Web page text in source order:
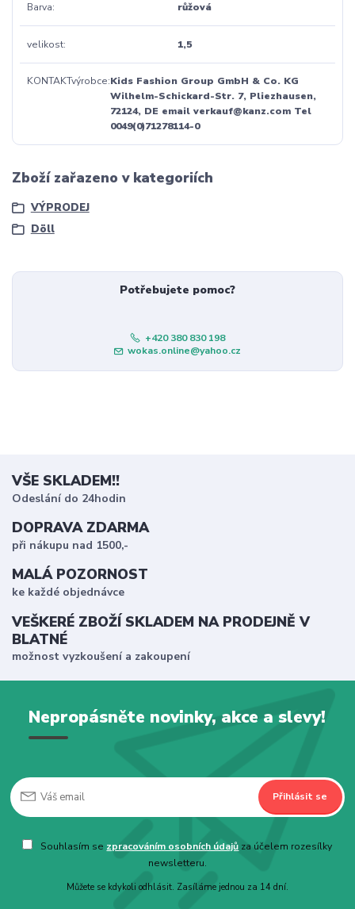
Barva růžová
velikost 1,5
KONTAKTvýrobce Kids Fashion Group GmbH & Co. KG
Wilhelm-Schickard-Str. 7, Pliezhausen,
72124, DE email verkauf@kanz.com Tel
0049(0)71278114-0
Zboží zařazeno v kategoriích
VÝPRODEJ
Döll
Potřebujete pomoc?
+420 380 830 198
wokas.online@yahoo.cz
VŠE SKLADEM!!
Odeslání do 24hodin
DOPRAVA ZDARMA
při nákupu nad 1500,-
MALÁ POZORNOST
ke každé objednávce
VEŠKERÉ ZBOŽÍ SKLADEM NA PRODEJNĚ V
BLATNÉ
možnost vyzkoušení a zakoupení
Nepropásněte novinky, akce a slevy!
Přihlásit se
Souhlasím se zpracováním osobních údajů za účelem rozesílky
newsletteru.
Můžete se kdykoli odhlásit. Zasíláme jednou za 14 dní.